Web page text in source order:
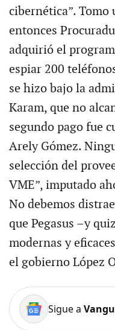
cibernética”. Tomo
entonces
adquirió el
espiar 200
se hizo bajo la
Karam, que no
segundo pago fue
Arely Gómez.
selección del
VME”, imputado
No debemos
que Pegasus –y
modernas y
el gobierno López
Sigue a